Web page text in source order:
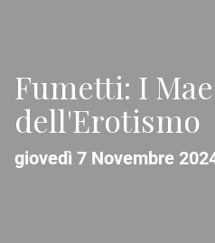
Fumetti: I
dell'Erotismo
giovedì 7 Novembre